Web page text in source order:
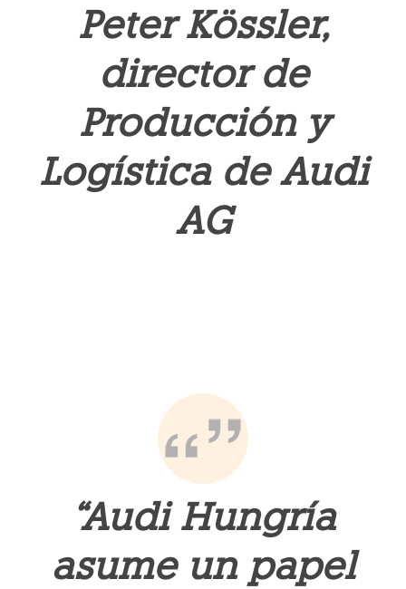
Peter Kössler,
director de
Producción y
Logística de Audi
AG
“Audi Hungría
asume un papel